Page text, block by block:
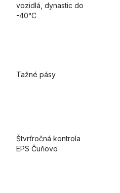
vozidlá, dynastic do
-40°C
Tažné pásy
Štvrťročná kontrola
EPS Čuňovo